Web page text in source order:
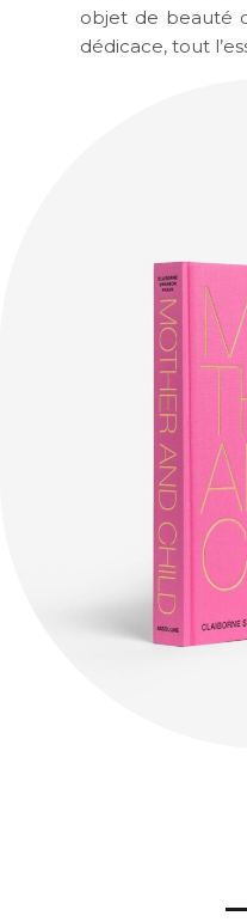
objet de beauté
dédicace, tout